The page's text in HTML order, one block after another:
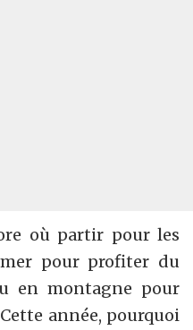
où partir pour les
pour profiter du
en montagne pour
année, pourquoi